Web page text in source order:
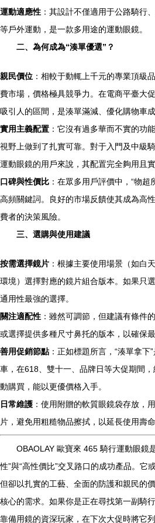
運動適應性 ：其設計不僅適用于公路騎行
等戶外運動，是一款多用途的運動眼鏡。
二、為何成為“湊單優選”？
親民價位 ：相較于動輒上千元的專業頂級
費市場，價格極具競爭力。在電商平臺大
吸引人的區間，是湊單滿減、優化購物車成
實用主義配置 ：它沒有過多華而不實的功
視野上做到了扎實可靠。對于入門及中級
運動眼鏡的用戶來說，其配置完全夠用且實
口碑與性價比 ：在眾多用戶評價中，“物超
高頻關鍵詞。良好的市場反饋使其成為高
費者的決策風險。
三、選購與使用建議
按需選擇鏡片 ：根據主要使用場景（如白
環境）選擇對應的鏡片組合版本。如果只
通用性最強的選擇。
關注適配性 ：雖然可調節，但建議有條件
或選擇提供多種尺寸鼻托的版本，以確保最
善用促銷節點：正如標題所言，“湊單拿下
車，在618、雙十一、品牌日等大促期間
動購買，能以更優價格入手。
日常維護 ：使用附贈的軟質眼鏡袋存放，
片，避免用粗糙物品擦拭，以延長使用壽命
OBAOLAY 歐寶來 465 騎行運動眼鏡
性”與“高性價比”交叉路口的成功產品。它
但卻以扎實的工藝、全面的防護和親民的
核心的需求。如果你是正在尋找第一副騎
靠備用鏡的資深玩家，在下次大促時將它